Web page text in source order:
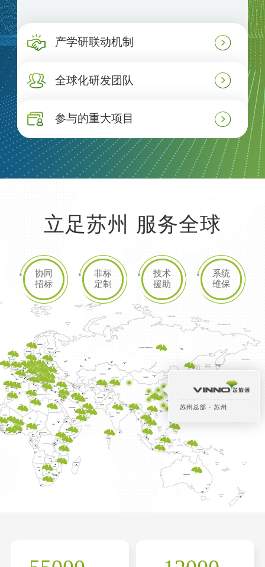
产学研联动机制
全球化研发团队
参与的重大项目
立足苏州 服务全球
协同
招标
非标
定制
技术
援助
系统
维保